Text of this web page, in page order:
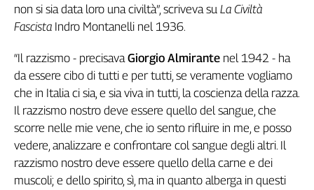
non si sia data loro una civiltà”, scriveva su La Civiltà
Fascista Indro Montanelli nel 1936.
“Il razzismo - precisavaGiorgio Almirante nel 1942 - ha
da essere cibo di tutti e per tutti, se veramente vogliamo
che in Italia ci sia, e sia viva in tutti, la coscienza della razza.
Il razzismo nostro deve essere quello del sangue, che
scorre nelle mie vene, che io sento rifluire in me, e posso
vedere, analizzare e confrontare col sangue degli altri. Il
razzismo nostro deve essere quello della carne e dei
muscoli; e dello spirito, sì, ma in quanto alberga in questi